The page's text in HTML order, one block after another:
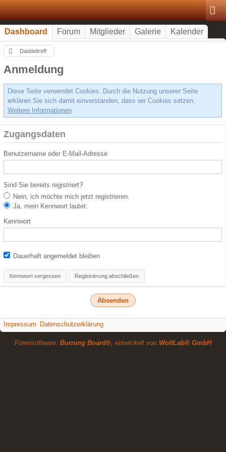
Dashboard Forum Mitglieder Galerie Kalender
Daddeltreff
Anmeldung
Diese Seite verwendet Cookies. Durch die Nutzung unserer Seite
erklären Sie sich damit einverstanden, dass wir Cookies setzen.
Weitere Informationen
Zugangsdaten
Benutzername oder E-Mail-Adresse
Sind Sie bereits registriert?
Nein, ich möchte mich jetzt registrieren.
Ja, mein Kennwort lautet:
Kennwort
Dauerhaft angemeldet bleiben
Kennwort vergessen Registrierung abschließen
Impressum Datenschutzerklärung
Forensoftware: Burning Board®, entwickelt von WoltLab® GmbH